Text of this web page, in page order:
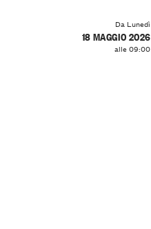
Da Lunedì
18 MAGGIO 2026
alle 09:00